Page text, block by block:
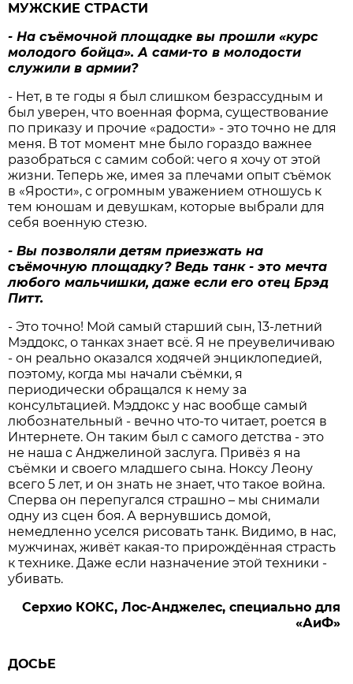
МУЖСКИЕ СТРАСТИ
- На съёмочной площадке вы прошли «курс
молодого бойца». А сами-то в молодости
служили в армии?
- Нет, в те годы я был слишком безрассудным и
был уверен, что военная форма, существование
по приказу и прочие «радости» - это точно не для
меня. В тот момент мне было гораздо важнее
разобраться с самим собой: чего я хочу от этой
жизни. Теперь же, имея за плечами опыт съёмок
в «Ярости», с огромным уважением отношусь к
тем юношам и девушкам, которые выбрали для
себя военную стезю.
- Вы позволяли детям приезжать на
съёмочную площадку? Ведь танк - это мечта
любого мальчишки, даже если его отец Брэд
Питт.
- Это точно! Мой самый старший сын, 13-летний
Мэддокс, о танках знает всё. Я не преувеличиваю
- он реально оказался ходячей энциклопедией,
поэтому, когда мы начали съёмки, я
периодически обращался к нему за
консультацией. Мэддокс у нас вообще самый
любознательный - вечно что-то читает, роется в
Интернете. Он таким был с самого детства - это
не наша с Анджелиной заслуга. Привёз я на
съёмки и своего младшего сына. Ноксу Леону
всего 5 лет, и он знать не знает, что такое война.
Сперва он перепугался страшно – мы снимали
одну из сцен боя. А вернувшись домой,
немедленно уселся рисовать танк. Видимо, в нас,
мужчинах, живёт какая-то прирождённая страсть
к технике. Даже если назначение этой техники -
убивать.
Серхио КОКС, Лос-Анджелес, специально для
«АиФ»
ДОСЬЕ